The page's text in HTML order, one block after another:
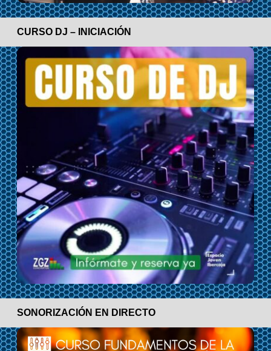
CURSO DJ – INICIACIÓN
SONORIZACIÓN EN DIRECTO